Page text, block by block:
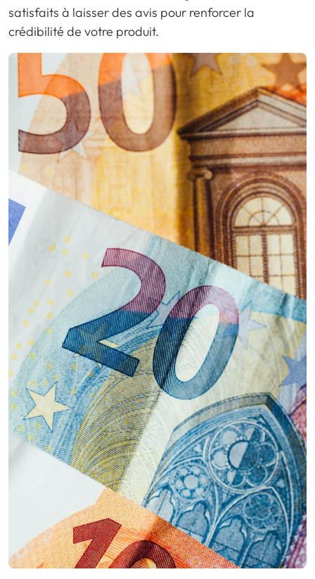
satisfaits à laisser des avis pour renforcer la
crédibilité de votre produit.